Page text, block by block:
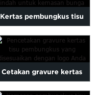
Kertas pembungkus tisu
yang indah untuk paket
bunga...
Cetakan gravure kertas
tisu pembungkus